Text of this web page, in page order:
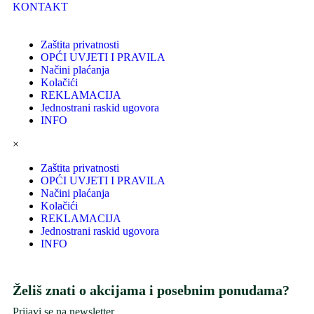
KONTAKT
Zaštita privatnosti
OPĆI UVJETI I PRAVILA
Načini plaćanja
Kolačići
REKLAMACIJA
Jednostrani raskid ugovora
INFO
×
Zaštita privatnosti
OPĆI UVJETI I PRAVILA
Načini plaćanja
Kolačići
REKLAMACIJA
Jednostrani raskid ugovora
INFO
Želiš znati o akcijama i posebnim ponudama?
Prijavi se na newsletter